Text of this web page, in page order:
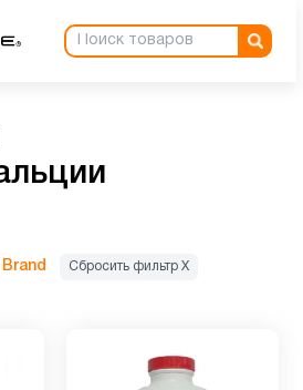
Сбросить фильтр Х